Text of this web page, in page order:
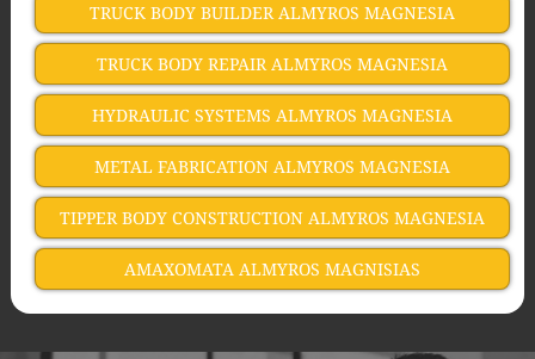
TRUCK BODY BUILDER ALMYROS MAGNESIA
TRUCK BODY REPAIR ALMYROS MAGNESIA
HYDRAULIC SYSTEMS ALMYROS MAGNESIA
METAL FABRICATION ALMYROS MAGNESIA
TIPPER BODY CONSTRUCTION ALMYROS MAGNESIA
AMAXOMATA ALMYROS MAGNISIAS